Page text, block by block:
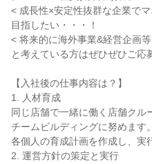
< 成長性×安定性抜群な企業で
目指したい・・・！
< 将来的に海外事業&経営企画
と考えている方はぜひぜひご応
【入社後の仕事内容は？】
1. 人材育成
同じ店舗で一緒に働く店舗クル
チームビルディングに努めます。
各個人の育成計画を作成し、実
2. 運営方針の策定と実行